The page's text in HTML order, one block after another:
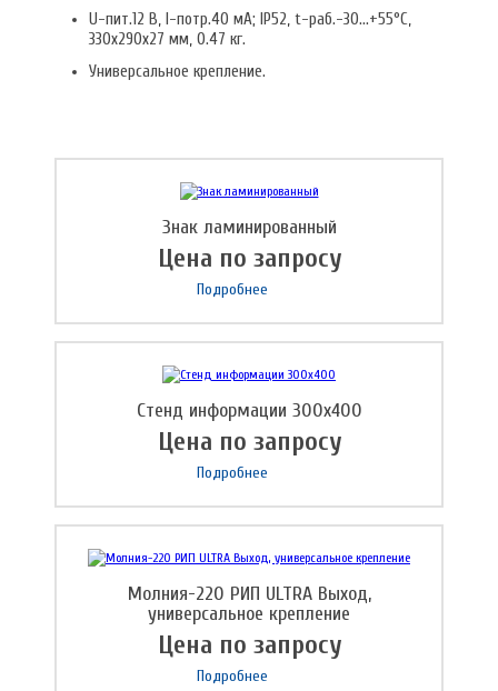
U-пит.12 В, I-потр.40 мА; IP52, t-раб.-30...+55°С,
330х290х27 мм, 0.47 кг.
Универсальное крепление.
Знак ламинированный
Цена по запросу
Подробнее
Стенд информации 300х400
Цена по запросу
Подробнее
Молния-220 РИП ULTRA Выход,
универсальное крепление
Цена по запросу
Подробнее